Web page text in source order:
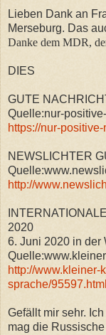
Lieben Dank an
Merseburg. Das
Danke dem MDR,
DIES
GUTE
Quelle:nur-
https://nur-
NEWSLICHTER
http://
2020
6. Juni 2020 in der
http://www.kleiner-
sprache/95597.html
Gefällt mir sehr.
mag die